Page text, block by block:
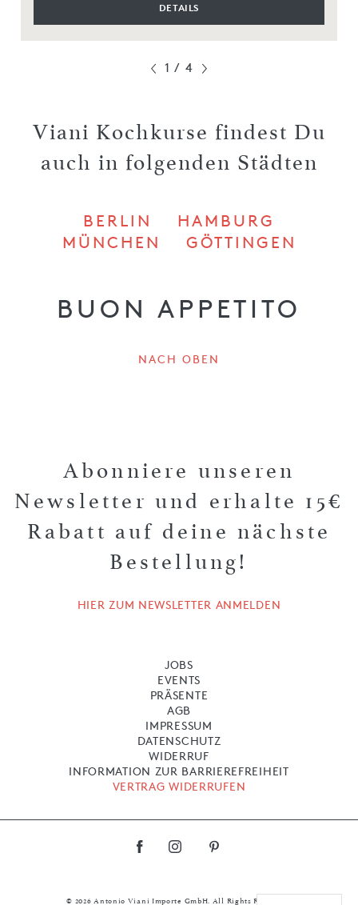
DETAILS
1 / 4
Viani Kochkurse findest Du
auch in folgenden Städten
BERLIN
HAMBURG
MÜNCHEN
GÖTTINGEN
BUON APPETITO
NACH OBEN
Abonniere unseren
Newsletter und erhalte 15€
Rabatt auf deine nächste
Bestellung!
HIER ZUM NEWSLETTER ANMELDEN
JOBS
EVENTS
PRÄSENTE
AGB
IMPRESSUM
DATENSCHUTZ
WIDERRUF
INFORMATION ZUR BARRIEREFREIHEIT
VERTRAG WIDERRUFEN
© 2026 Antonio Viani Importe GmbH. All Rights Reserved.